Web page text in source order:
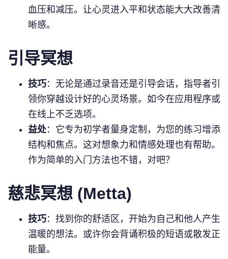
血压和减压。让心灵进入平和状态能大大改善清
晰感。
引导冥想
技巧：无论是通过录音还是引导会话，指导者引
领你穿越设计好的心灵场景。如今在应用程序或
在线上不乏选项。
益处：它专为初学者量身定制，为您的练习增添
结构和焦点。这对想象力和情感处理也有帮助。
作为简单的入门方法也不错，对吧？
慈悲冥想 (Metta)
技巧：找到你的舒适区，开始为自己和他人产生
温暖的想法。或许你会背诵积极的短语或散发正
能量。